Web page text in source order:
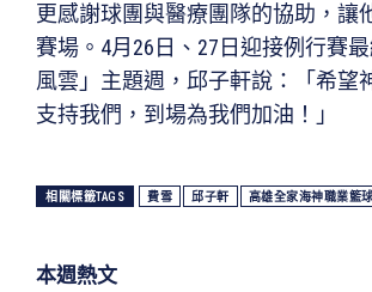
更感謝球團與醫療團隊的協助，讓
賽場。4月26日、27日迎接例行賽
風雲」主題週，邱子軒說：「希望
支持我們，到場為我們加油！」
相關標籤TAGS 費雪 邱子軒 高雄全家海神職業籃
本週熱文